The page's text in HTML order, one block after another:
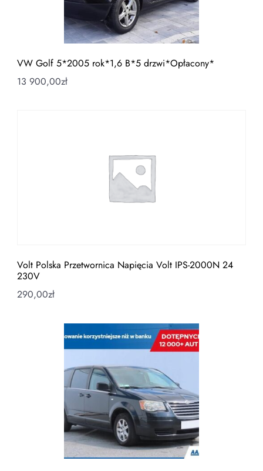
VW Golf 5*2005 rok*1,6 B*5 drzwi*Opłacony*
13 900,00zł
Volt Polska Przetwornica Napięcia Volt IPS-2000N 24
230V
290,00zł